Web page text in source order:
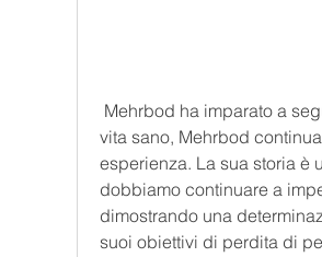
vita sano, Mehrbod
esperienza. La sua storia è
dobbiamo continuare a
dimostrando una
suoi obiettivi di perdita di